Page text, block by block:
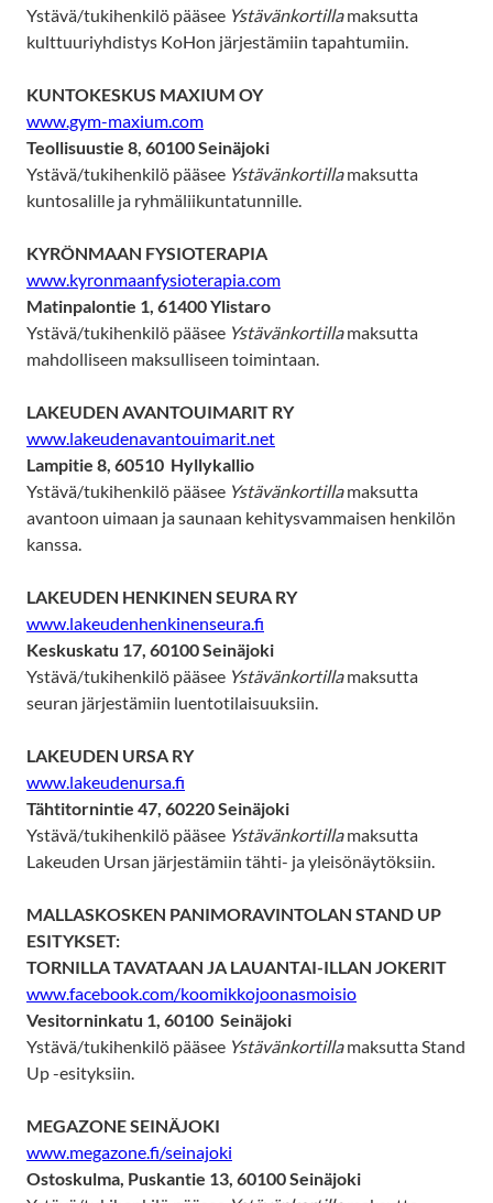
Ystävä/tukihenkilö pääsee Ystävänkortillamaksutta
kulttuuriyhdistys KoHon järjestämiin tapahtumiin.
KUNTOKESKUS MAXIUM OY
www.gym-maxium.com
Teollisuustie 8, 60100 Seinäjoki
Ystävä/tukihenkilö pääsee Ystävänkortillamaksutta
kuntosalille ja ryhmäliikuntatunnille.
KYRÖNMAAN FYSIOTERAPIA
www.kyronmaanfysioterapia.com
Matinpalontie 1, 61400 Ylistaro
Ystävä/tukihenkilö pääsee Ystävänkortillamaksutta
mahdolliseen maksulliseen toimintaan.
LAKEUDEN AVANTOUIMARIT RY
www.lakeudenavantouimarit.net
Lampitie 8, 60510 Hyllykallio
Ystävä/tukihenkilö pääsee Ystävänkortillamaksutta
avantoon uimaan ja saunaan kehitysvammaisen henkilön
kanssa.
LAKEUDEN HENKINEN SEURA RY
www.lakeudenhenkinenseura.fi
Keskuskatu 17, 60100 Seinäjoki
Ystävä/tukihenkilö pääsee Ystävänkortillamaksutta
seuran järjestämiin luentotilaisuuksiin.
LAKEUDEN URSA RY
www.lakeudenursa.fi
Tähtitornintie 47, 60220 Seinäjoki
Ystävä/tukihenkilö pääsee Ystävänkortillamaksutta
Lakeuden Ursan järjestämiin tähti- ja yleisönäytöksiin.
MALLASKOSKEN PANIMORAVINTOLAN STAND UP
ESITYKSET:
TORNILLA TAVATAAN JA LAUANTAI-ILLAN JOKERIT
www.facebook.com/koomikkojoonasmoisio
Vesitorninkatu 1, 60100 Seinäjoki
Ystävä/tukihenkilö pääsee Ystävänkortillamaksutta Stand
Up -esityksiin.
MEGAZONE SEINÄJOKI
www.megazone.fi/seinajoki
Ostoskulma, Puskantie 13, 60100 Seinäjoki